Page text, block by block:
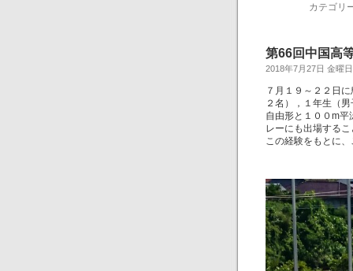
カテゴリ
第66回中国高
2018年7月27日 金曜日
７月１９～２２日
２名），１年生（
自由形と１００m
レーにも出場する
この経験をもとに